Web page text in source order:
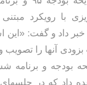
با رویکرد مبتنی
داد و گفت: «این
آنها را
بودجه و
که در جلسهای